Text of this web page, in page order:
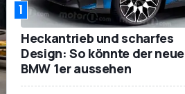
1
Heckantrieb und scharfes
Design: So könnte der neue
BMW 1er aussehen